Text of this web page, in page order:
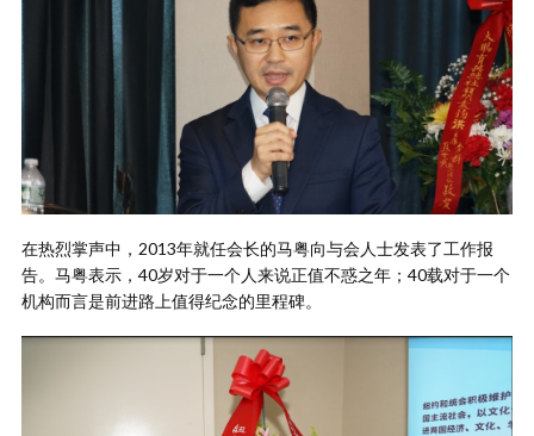
在热烈掌声中，2013年就任会长的马粤向与会人士发表了工作报
告。马粤表示，40岁对于一个人来说正值不惑之年；40载对于一个
机构而言是前进路上值得纪念的里程碑。